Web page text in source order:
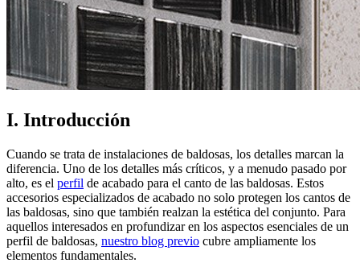
I. Introducción
Cuando se trata de instalaciones de baldosas, los detalles marcan la
diferencia. Uno de los detalles más críticos, y a menudo pasado por
alto, es el perfil de acabado para el canto de las baldosas. Estos
accesorios especializados de acabado no solo protegen los cantos de
las baldosas, sino que también realzan la estética del conjunto. Para
aquellos interesados en profundizar en los aspectos esenciales de un
perfil de baldosas, nuestro blog previo cubre ampliamente los
elementos fundamentales.